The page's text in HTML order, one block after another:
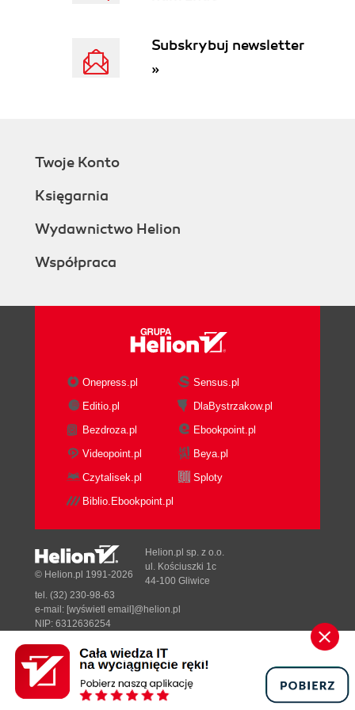
Definiowanie nazwanych zestawów wyboru (52)
Rozwiązywanie kłopotów z modyfikatorami Taper
modyfikatora Lattice (55)
renderowalnych kształtów (56)
Narzędzia powierzchniowe i niewidzialne obiekty
Narzędzia powierzchniowe i dziurawe obiekty (58)
splajnów (59)
Udogodnienia w pracy z narzędziami
powierzchniowymi (60)
UVW's (61)
Nowe udogodnienia 3ds max 6 dla architektów
(62)
Udogodnienia architektoniczne - schody (63)
Udogodnienia architektoniczne - drzwi i okna (64)
Tworzenie obiektów rozproszonych (65)
Sprawdzanie spójności geometrii za pomocą
Sposoby importowania obiektów (68)
Importowanie obiektów i animacji (69)
ROZDZIAŁ 3. Ostatni szlif (71)
Porady dotyczące materiałów
Dostosowywanie wyświetlania w oknie Material
Editor (72)
Powiększanie próbki materiału (73)
Subskrybuj newsletter
»
Twoje Konto
Księgarnia
Wydawnictwo Helion
Współpraca
Onepress.pl
Sensus.pl
Editio.pl
DlaBystrzakow.pl
Bezdroza.pl
Ebookpoint.pl
Videopoint.pl
Beya.pl
Czytalisek.pl
Sploty
Biblio.Ebookpoint.pl
Designed with ♥ byTonik.pl
© Helion.pl 1991-2026
Helion.pl sp. z o.o.
ul. Kościuszki 1c
44-100 Gliwice
tel. (32) 230-98-63
e-mail: [wyświetl email]@helion.pl
NIP: 6312636254
Pełna wersja strony »